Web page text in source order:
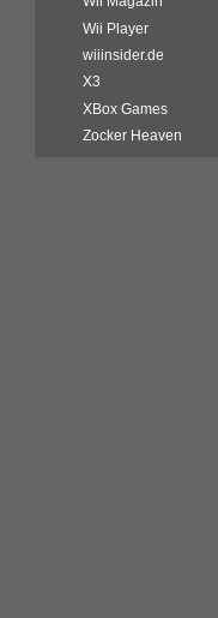
Wii Player
wiiinsider.de
X3
XBox Games
Zocker Heaven